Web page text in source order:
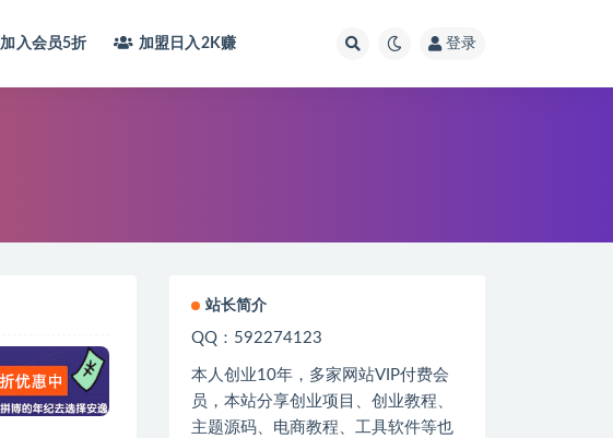
加入会员5折 加盟日入2K赚 登录
站长简介
QQ：592274123
本人创业10年，多家网站VIP付费会
员，本站分享创业项目、创业教程、
主题源码、电商教程、工具软件等也